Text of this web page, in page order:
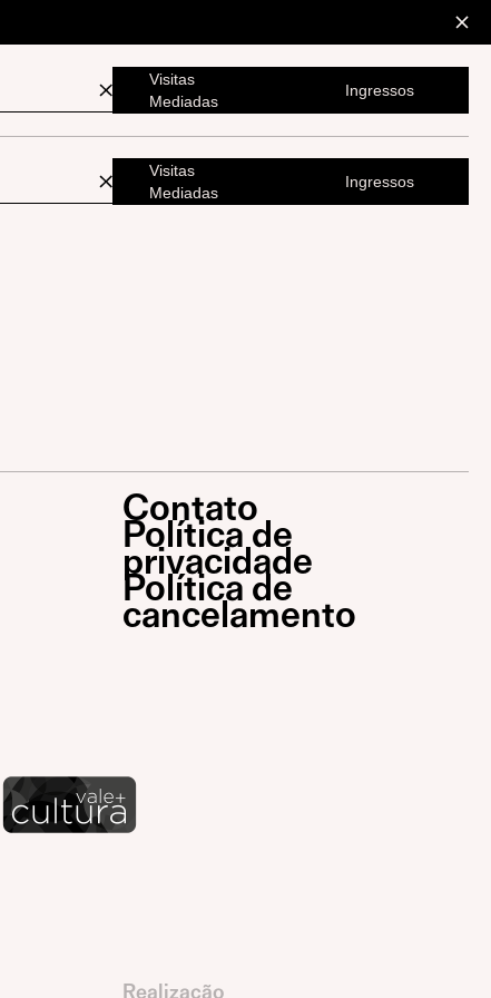
Visitas
Mediadas
Ingressos
Visitas
Mediadas
Ingressos
Contato
Política de
privacidade
Política de
cancelamento
Realização